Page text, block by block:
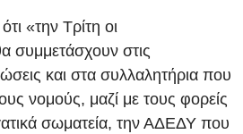
«την Τρίτη οι
συμμετάσχουν στις
και στα συλλαλητήρια που
νομούς, μαζί με τους φορείς
σωματεία, την ΑΔΕΔΥ που